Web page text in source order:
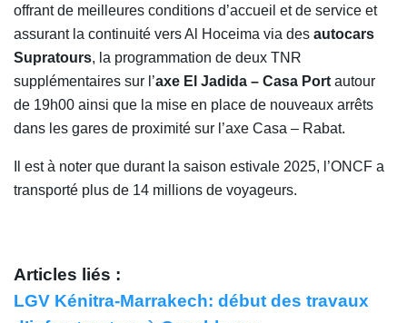
offrant de meilleures conditions d’accueil et de service et
assurant la continuité vers Al Hoceima via des autocars
Supratours, la programmation de deux TNR
supplémentaires sur l’axe El Jadida – Casa Port autour
de 19h00 ainsi que la mise en place de nouveaux arrêts
dans les gares de proximité sur l’axe Casa – Rabat.
Il est à noter que durant la saison estivale 2025, l’ONCF a
transporté plus de 14 millions de voyageurs.
Articles liés :
LGV Kénitra-Marrakech: début des travaux